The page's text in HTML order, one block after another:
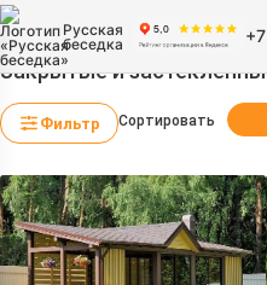
Русская
беседка
Закрытые и
Сортировать
Фильтр